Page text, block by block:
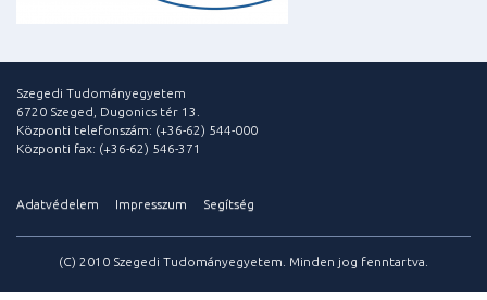
Szegedi Tudományegyetem
6720 Szeged, Dugonics tér 13.
Központi telefonszám: (+36-62) 544-000
Központi fax: (+36-62) 546-371
Adatvédelem Impresszum Segítség
(C) 2010 Szegedi Tudományegyetem. Minden jog fenntartva.